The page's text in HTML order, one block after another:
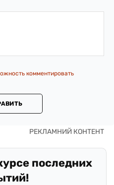
комментировать
последних